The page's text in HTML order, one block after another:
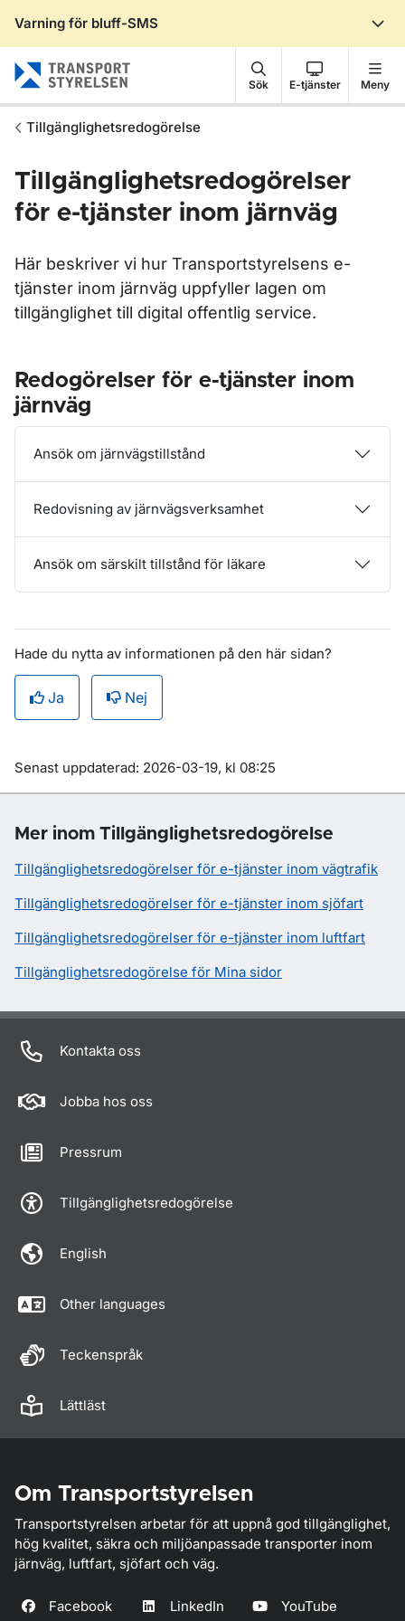
Varning för bluff-SMS
Sök E-tjänster Meny
Tillgänglighetsredogörelse
Tillgänglighetsredogörelser
för e-tjänster inom järnväg
Här beskriver vi hur Transportstyrelsens e-
tjänster inom järnväg uppfyller lagen om
tillgänglighet till digital offentlig service.
Redogörelser för e-tjänster inom
järnväg
Ansök om järnvägstillstånd
Redovisning av järnvägsverksamhet
Ansök om särskilt tillstånd för läkare
Hade du nytta av informationen på den här sidan?
Ja Nej
Om sidan
Senast uppdaterad: 2026-03-19, kl 08:25
Mer inom Tillgänglighetsredogörelse
Tillgänglighetsredogörelser för e-tjänster inom vägtrafik
Tillgänglighetsredogörelser för e-tjänster inom sjöfart
Tillgänglighetsredogörelser för e-tjänster inom luftfart
Tillgänglighetsredogörelse för Mina sidor
Kontakta oss
Jobba hos oss
Pressrum
Tillgänglighetsredogörelse
English
Other languages
Teckenspråk
Lättläst
Om Transportstyrelsen
Transportstyrelsen arbetar för att uppnå god tillgänglighet,
hög kvalitet, säkra och miljöanpassade transporter inom
järnväg, luftfart, sjöfart och väg.
Facebook LinkedIn YouTube